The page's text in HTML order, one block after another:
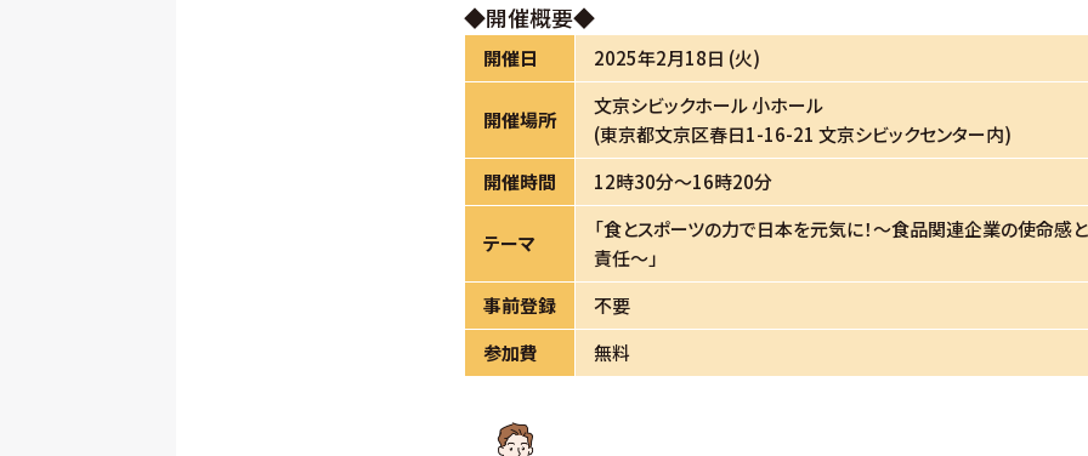
◆開催概要◆
開催日 2025年2月18日 (火)
開催場所
文京シビックホール 小ホール
(東京都文京区春日1-16-21 文京シビックセンター内)
開催時間
12時30分～16時20分
テーマ
「食とスポーツの力で日本を元気に！～食品関連企業の使命感
責任～」
事前登録
不要
参加費
無料